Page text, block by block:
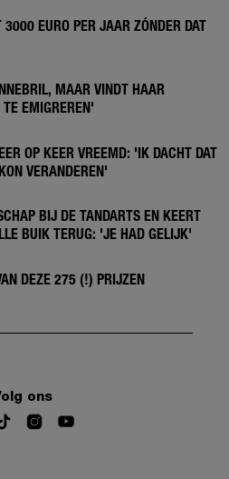
EURO PER JAAR ZÓNDER DAT
MAAR VINDT HAAR
EMIGREREN'
OP KEER VREEMD: 'IK DACHT DAT
VERANDEREN'
BIJ DE TANDARTS EN KEERT
BUIK TERUG: 'JE HAD GELIJK'
DEZE 275 (!) PRIJZEN
ons